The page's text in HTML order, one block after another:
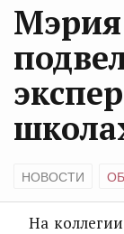
НОВОСТИ
На коллегии